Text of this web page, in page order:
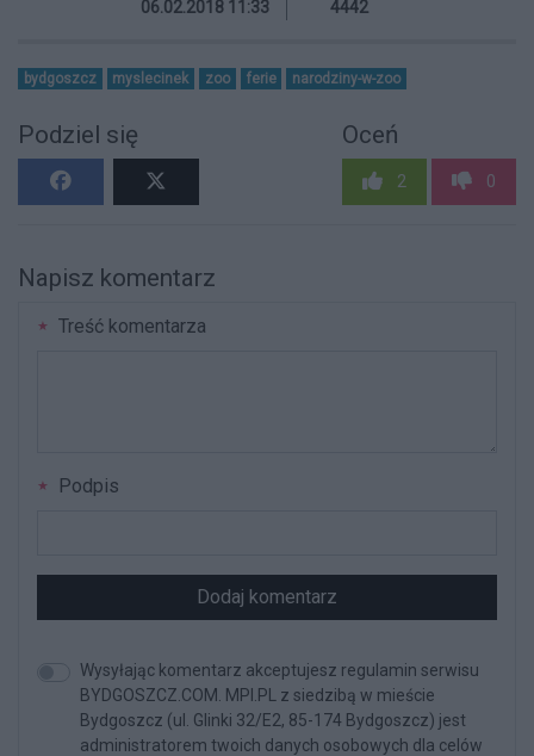
06.02.2018 11:33 4442
bydgoszcz myslecinek zoo ferie narodziny-w-zoo
Podziel się Oceń
2 0
Napisz komentarz
Treść komentarza
Podpis
Dodaj komentarz
Wysyłając komentarz akceptujesz regulamin serwisu
BYDGOSZCZ.COM. MPI.PL z siedzibą w mieście
Bydgoszcz (ul. Glinki 32/E2, 85-174 Bydgoszcz) jest
administratorem twoich danych osobowych dla celów